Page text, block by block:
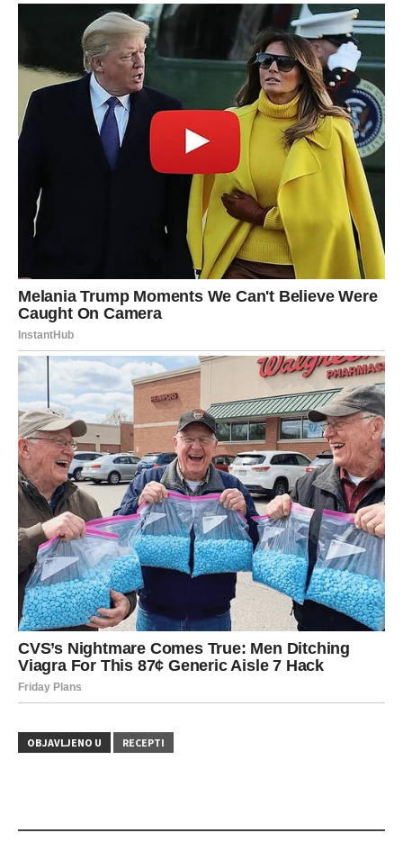
OBJAVLJENO U RECEPTI